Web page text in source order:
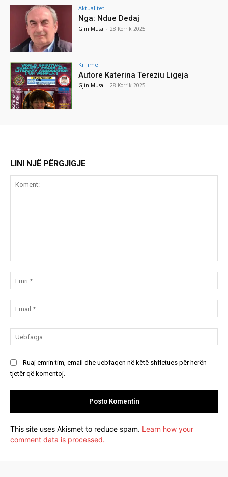
Aktualitet
Nga: Ndue Dedaj
Gjin Musa - 28 Korrik 2025
Krijime
Autore Katerina Tereziu Ligeja
Gjin Musa - 28 Korrik 2025
LINI NJË PËRGJIGJE
Ruaj emrin tim, email dhe uebfaqen në këtë shfletues për herën
tjetër që komentoj.
This site uses Akismet to reduce spam. Learn how your
comment data is processed.